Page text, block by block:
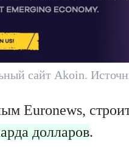
сайт Akoin.
Euronews,
долларов.